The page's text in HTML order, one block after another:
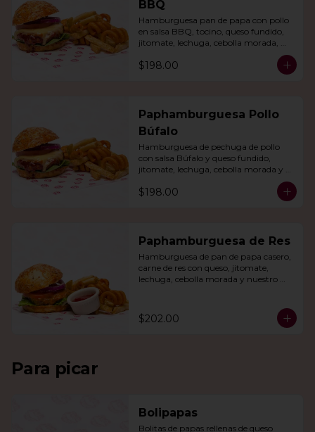
BBQ
Hamburguesa pan de papa con pollo
en salsa BBQ, tocino, queso fundido,
jitomate, lechuga, cebolla morada,
$198.00
Paphamburguesa Pollo
Búfalo
Hamburguesa de pechuga de pollo
con salsa Búfalo y queso fundido,
jitomate, lechuga, cebolla morada y
nuestra salsa especial. Con papas fritas
y rizo.
$198.00
Paphamburguesa de Res
Hamburguesa de pan de papa casero,
carne de res con queso, jitomate,
lechuga, cebolla morada y nuestro
$202.00
Para picar
Bolipapas
Bolitas de papas rellenas de queso